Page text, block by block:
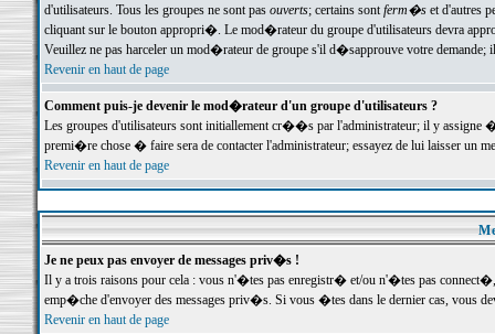
d'utilisateurs. Tous les groupes ne sont pas ouverts; certains sontferm�set d'autres
cliquant sur le bouton appropri�. Le mod�rateur du groupe d'utilisateurs devra
Veuillez ne pas harceler un mod�rateur de groupe s'il d�sapprouve votre demande;
Revenir en haut de page
Comment puis-je devenir le mod�rateur d'un groupe d'utilisateurs ?
Les groupes d'utilisateurs sont initiallement cr��s par l'administrateur; il y
premi�re chose � faire sera de contacter l'administrateur; essayez de lui laisser un
Revenir en haut de page
Je ne peux pas envoyer de messages priv�s !
Il y a trois raisons pour cela : vous n'�tes pas enregistr� et/ou n'�tes pas
emp�che d'envoyer des messages priv�s. Si vous �tes dans le dernier cas, vous
Revenir en haut de page